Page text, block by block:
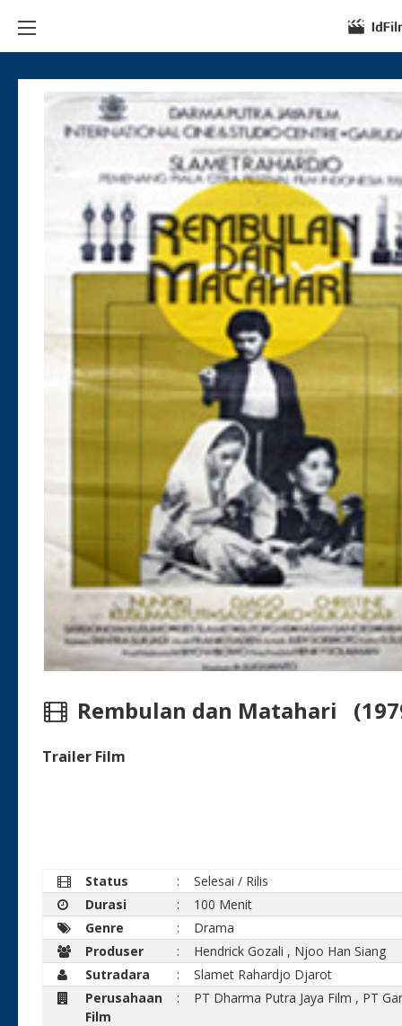
Rembulan dan Matahari
Trailer Film
Status :
Selesai / Rilis
Durasi
:
100 Menit
Genre
:
Drama
Produser
: Hendrick Gozali , Njoo Han Siang
Sutradara
:
Slamet Rahardjo Djarot
Perusahaan
Film
: PT Dharma Putra Jaya Film , PT